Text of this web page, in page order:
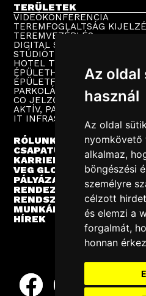
Az oldal
használ
Az oldal
nyomkövető
alkalmaz,
böngészési
személyre
célzott
és elemzi a
forgalmát,
honnan
TERÜLETEK
VIDEÓKONFERENCIA
TEREMFOGLALTSÁG
TEREMVEZÉRLÉS
DIGITAL SIGNAGE
STÚDIÓTECHNIKA
HOTEL TV
ÉPÜLETHANGOSÍTÁS
ÉPÜLETFELÜGYELET
PARKOLÁSTECHNIKA
CO JELZŐRENDSZER
AKTÍV, PASSZÍV HÁLÓZAT
IT INFRASTRUKTÚRA
RÓLUNK
CSAPATUNK
KARRIER
VEG GLOBAL
PÁLYÁZATOK
RENDEZVÉNYEK
RENDSZERINTEGRÁCIÓ
MUNKÁINK
HÍREK